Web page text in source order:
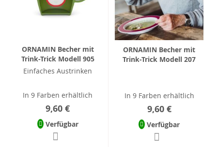
ORNAMIN Becher mit
Trink-Trick Modell 905
Einfaches Austrinken
In 9 Farben erhältlich
9,60 €
Verfügbar
ORNAMIN Becher mit
Trink-Trick Modell 207
In 9 Farben erhältlich
9,60 €
Verfügbar